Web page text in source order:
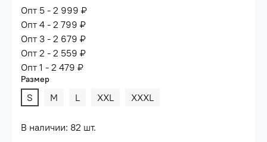
Опт 5 - 2 999 ₽
Опт 4 - 2 799 ₽
Опт 3 - 2 679 ₽
Опт 2 - 2 559 ₽
Опт 1 - 2 479 ₽
Размер
S M L XXL XXXL
В наличии: 82 шт.